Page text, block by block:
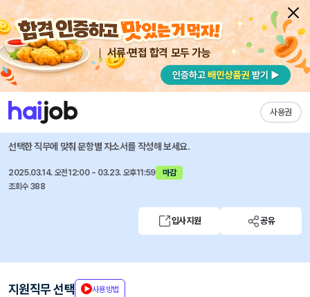
서류·면접 합격 모두 가능
사용권
채용공고 자소서 자유항목 자소서 내 작성목록
LS증권 즐겨찾기
체험형 인턴 수시채용(리서치센터 RA(투자전략) 부문)
선택한 직무에 맞춰 문항별 자소서를 작성해 보세요.
2025.03.14. 오전12:00 ~ 03.23. 오후11:59
마감
조회수 388
입사지원 공유
지원직무 선택 사용방법